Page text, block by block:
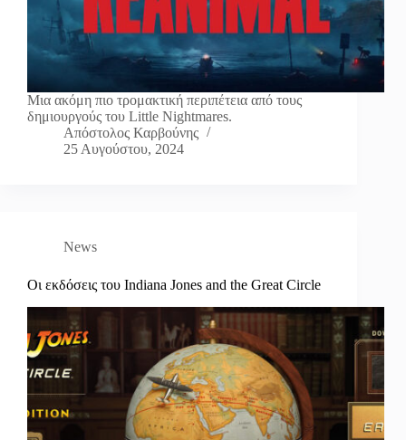
Μια ακόμη πιο τρομακτική περιπέτεια από τους
δημιουργούς του Little Nightmares.
Απόστολος Καρβούνης
25 Αυγούστου, 2024
News
Οι εκδόσεις του Indiana Jones and the Great Circle